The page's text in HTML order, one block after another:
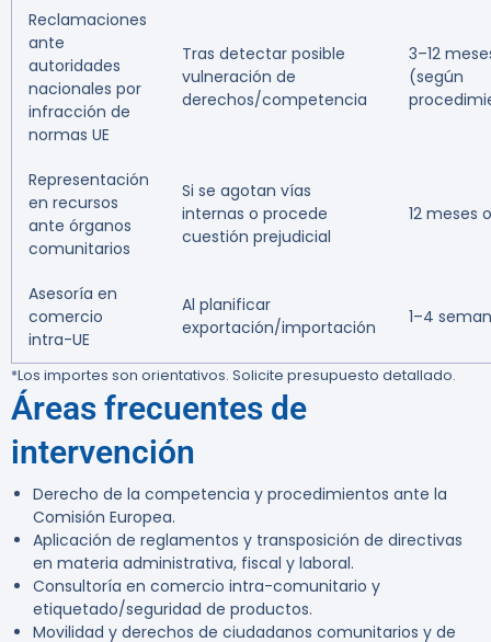
Reclamaciones
ante
autoridades
nacionales por
infracción de
normas UE
Tras detectar posible
vulneración de
derechos/competencia
3–12
(según
Representación
en recursos
ante órganos
comunitarios
Si se agotan vías
internas o procede
cuestión prejudicial
12 meses
Asesoría en
comercio
intra-UE
Al planificar
exportación/importación
1–4
*Los importes son orientativos. Solicite presupuesto detallado.
Áreas frecuentes de
intervención
Derecho de la competencia y procedimientos ante la
Comisión Europea.
Aplicación de reglamentos y transposición de directivas
en materia administrativa, fiscal y laboral.
Consultoría en comercio intra-comunitario y
etiquetado/seguridad de productos.
Movilidad y derechos de ciudadanos comunitarios y de